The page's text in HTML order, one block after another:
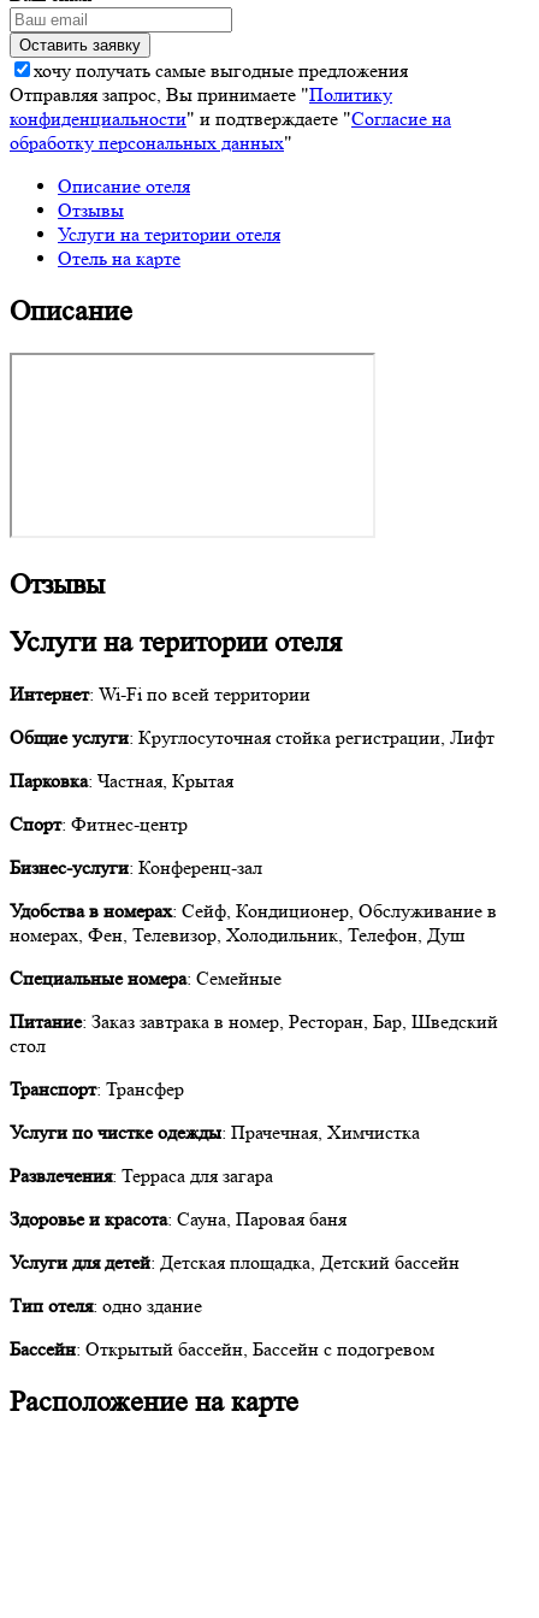
хочу получать самые выгодные предложения
Отправляя запрос, Вы принимаете "Политику
конфиденциальности" и подтверждаете "Согласие на
обработку персональных данных"
Описание отеля
Отзывы
Услуги на територии отеля
Отель на карте
Описание
Отзывы
Услуги на територии отеля
Интернет: Wi-Fi по всей территории
Общие услуги: Круглосуточная стойка регистрации, Лифт
Парковка: Частная, Крытая
Спорт: Фитнес-центр
Бизнес-услуги: Конференц-зал
Удобства в номерах: Сейф, Кондиционер, Обслуживание в
номерах, Фен, Телевизор, Холодильник, Телефон, Душ
Специальные номера: Семейные
Питание: Заказ завтрака в номер, Ресторан, Бар, Шведский
стол
Транспорт: Трансфер
Услуги по чистке одежды: Прачечная, Химчистка
Развлечения: Терраса для загара
Здоровье и красота: Сауна, Паровая баня
Услуги для детей: Детская площадка, Детский бассейн
Тип отеля: одно здание
Бассейн: Открытый бассейн, Бассейн с подогревом
Расположение на карте